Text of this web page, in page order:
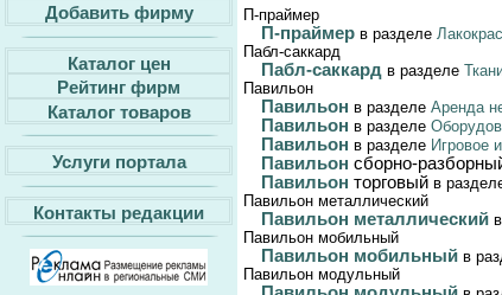
Добавить фирму
Каталог цен
Рейтинг фирм
Каталог товаров
Услуги портала
Контакты редакции
П-праймер
П-праймер в разделе
Пабл-саккард
Пабл-саккард в разделе
Павильон
Павильон в разделе Аренда
Павильон в разделе
Павильон в разделе Игровое
Павильон сборно-
Павильон торговый в
Павильон металлический
Павильон металлический
Павильон мобильный
Павильон мобильный в
Павильон модульный